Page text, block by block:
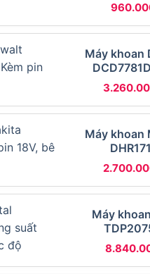
Không chổi than (Brushless)
Pin 21V (Chân pin phổ thông
13mm (Đầu kẹp Auto Lock
400 / 500 vòng/phút
1.700 / 2.100 vòng/phút
0 đến 32.000 lần/phút
100 N.m
Khoan thường, Bắt vít trượt,
Máy khoan
Máy khoan
Máy